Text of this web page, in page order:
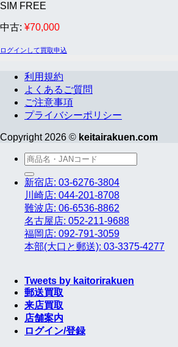
SIM FREE
中古: ¥70,000
ログインして買取申込
利用規約
よくあるご質問
ご注意事項
プライバシーポリシー
Copyright 2026 © keitairakuen.com
検
索
対
象:
新宿店: 03-6276-3804
川崎店: 044-201-8708
難波店: 06-6536-8862
名古屋店: 052-211-9688
福岡店: 092-791-3059
本部(大口と郵送): 03-3375-4277
Tweets by kaitorirakuen
郵送買取
来店買取
店舗案内
ログイン/登録